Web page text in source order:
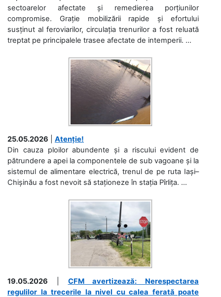
sectoarelor afectate și remedierea porțiunilor
compromise. Grație mobilizării rapide și efortului
susținut al feroviarilor, circulația trenurilor a fost reluată
treptat pe principalele trasee afectate de intemperii. ...
25.05.2026
Atenție!
Din cauza ploilor abundente și a riscului evident de
pătrundere a apei la componentele de sub vagoane și la
sistemul de alimentare electrică, trenul de pe ruta Iași–
Chișinău a fost nevoit să staționeze în stația Pîrlița. ...
19.05.2026
CFM avertizează: Nerespectarea
regulilor la trecerile la nivel cu calea ferată poate